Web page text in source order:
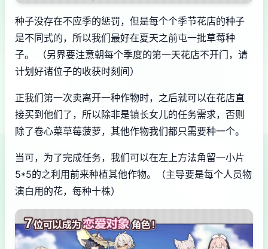
种子没存在不应季的惩罚，但是每个个季节花店的种子
是不同式的，所以我们最好在夏天之前屯一批草莓种
子。 （另界要注意朝每个季度的第一天花店不开门，请
计划好诸位子的收获时刻间）
正我们第一次卖离开一种作物时，之后就可以在花店直
接买到他们了，所以除非是镇长女儿的任务需求，否则
除了卷心菜草莓菠萝，其他作物我们都只需要种一个。
当可，为了完成任务，我们可以在左上方法角留一小片
5*5的之利用前来种植其他作物。（主导要是每个人员物
演白用的花，每种十株）